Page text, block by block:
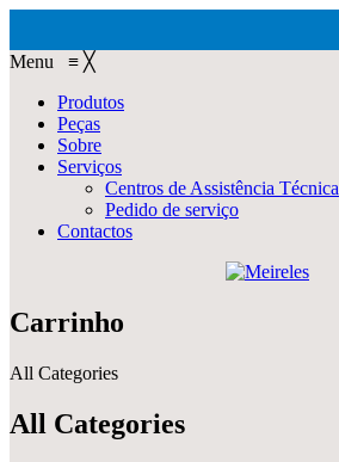
Menu ≡ ╳
Produtos
Peças
Sobre
Serviços
Centros de Assistência Técnica
Pedido de serviço
Contactos
Carrinho
All Categories
All Categories